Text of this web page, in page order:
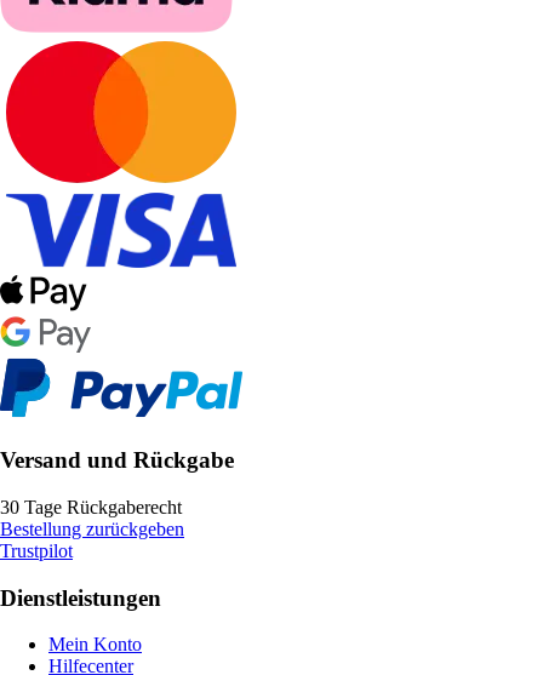
Versand und Rückgabe
30 Tage Rückgaberecht
Bestellung zurückgeben
Trustpilot
Dienstleistungen
Mein Konto
Hilfecenter